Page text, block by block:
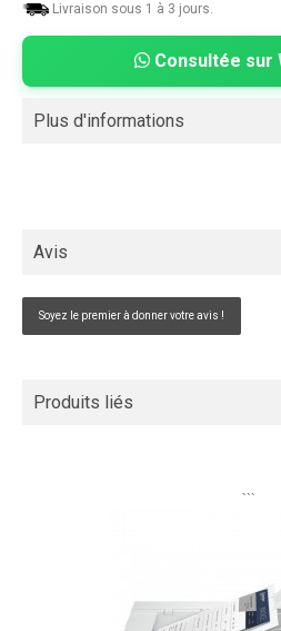
Livraison sous 1 à 3 jours.
Consultée sur
Plus d'informations
Avis
Soyez le premier à donner votre avis !
Produits liés
```